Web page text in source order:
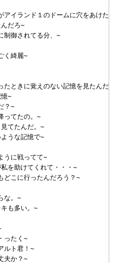
イランド１のドームに穴をあけたん
だろ~
御されてる分、~
く綺麗~
ときに覚えのない記憶を見たんだ。
~
？~
てたの。~
てたんだ。~
うな記憶で~
に戦ってて~
を助けてくれて・・・~
こに行ったんだろう？~
な。~
も多い。~
ったく~
ルト君！~
夫か？~